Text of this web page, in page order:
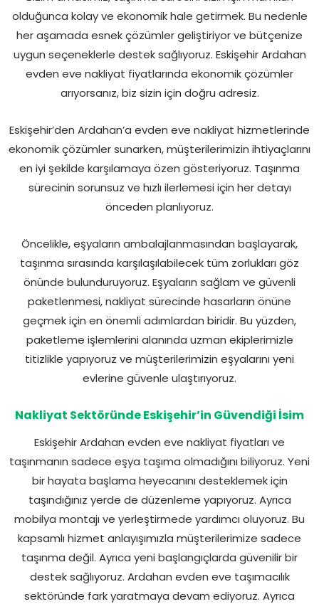
olduğunca kolay ve ekonomik hale getirmek. Bu nedenle
her aşamada esnek çözümler geliştiriyor ve bütçenize
uygun seçeneklerle destek sağlıyoruz. Eskişehir Ardahan
evden eve nakliyat fiyatlarında ekonomik çözümler
arıyorsanız, biz sizin için doğru adresiz.
Eskişehir’den Ardahan’a evden eve nakliyat hizmetlerinde
ekonomik çözümler sunarken, müşterilerimizin ihtiyaçlarını
en iyi şekilde karşılamaya özen gösteriyoruz. Taşınma
sürecinin sorunsuz ve hızlı ilerlemesi için her detayı
önceden planlıyoruz.
Öncelikle, eşyaların ambalajlanmasından başlayarak,
taşınma sırasında karşılaşılabilecek tüm zorlukları göz
önünde bulunduruyoruz. Eşyaların sağlam ve güvenli
paketlenmesi, nakliyat sürecinde hasarların önüne
geçmek için en önemli adımlardan biridir. Bu yüzden,
paketleme işlemlerini alanında uzman ekiplerimizle
titizlikle yapıyoruz ve müşterilerimizin eşyalarını yeni
evlerine güvenle ulaştırıyoruz.
Nakliyat Sektöründe Eskişehir’in Güvendiği İsim
Eskişehir Ardahan evden eve nakliyat fiyatları ve
taşınmanın sadece eşya taşıma olmadığını biliyoruz. Yeni
bir hayata başlama heyecanını desteklemek için
taşındığınız yerde de düzenleme yapıyoruz. Ayrıca
mobilya montajı ve yerleştirmede yardımcı oluyoruz. Bu
kapsamlı hizmet anlayışımızla müşterilerimize sadece
taşınma değil. Ayrıca yeni başlangıçlarda güvenilir bir
destek sağlıyoruz. Ardahan evden eve taşımacılık
sektöründe fark yaratmaya devam ediyoruz. Ayrıca